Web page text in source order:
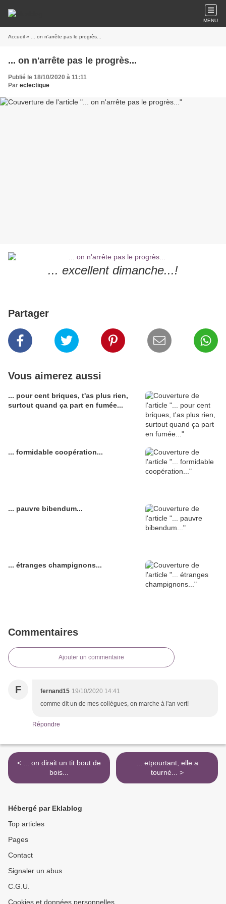
MENU
Accueil » ... on n'arrête pas le progrès...
... on n'arrête pas le progrès...
Publié le 18/10/2020 à 11:11
Par eclectique
... excellent dimanche...!
Partager
Vous aimerez aussi
... pour cent briques, t'as plus rien,
surtout quand ça part en fumée...
... formidable coopération...
... pauvre bibendum...
... étranges champignons...
Commentaires
Ajouter un commentaire
F fernand15 19/10/2020 14:41
comme dit un de mes collègues, on marche à l'an vert!
Répondre
< ... on dirait un tit bout de
bois...
... etpourtant, elle a
tourné... >
Hébergé par Eklablog
Top articles
Pages
Contact
Signaler un abus
C.G.U.
Cookies et données personnelles